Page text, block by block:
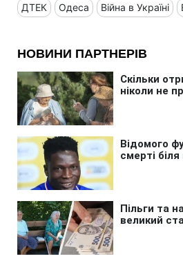
ДТЕК Одеса Війна в Україні